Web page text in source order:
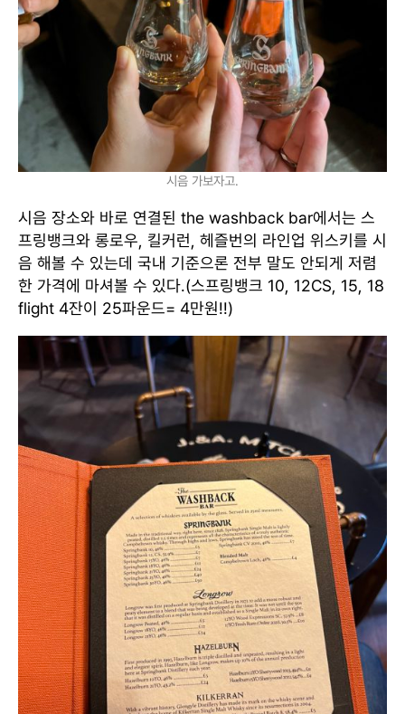
시음 가보자고.
시음 장소와 바로 연결된 the washback bar에서는 스
프링뱅크와 롱로우, 킬커런, 헤즐번의 라인업 위스키를 시
음 해볼 수 있는데 국내 기준으론 전부 말도 안되게 저렴
한 가격에 마셔볼 수 있다.(스프링뱅크 10, 12CS, 15, 18
flight 4잔이 25파운드= 4만원!!)